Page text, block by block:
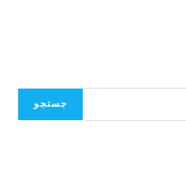
جستجو